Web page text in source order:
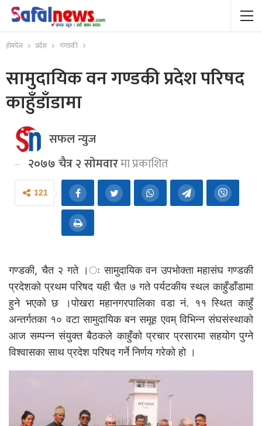
होमपेज प्रदेश गण्डकी
सामुदायिक वन गण्डकी प्रदेश परिषद
काहुँडाँडामा
सफल न्युज
२०७७ चैत्र २ सोमवारमा प्रकाशित
121
गण्डकी, चैत २ गते ।ः सामुदायिक वन उपभोक्ता महासंघ गण्डकी
प्रदेशको प्रथम परिषद यही चैत ७ गते पर्यटकीय स्थल काहुँडाँडामा
हुने भएको छ ।पोखरा महानगरपालिका वडा नं. ११ स्थित काहुँ
अन्तर्गतका १० वटा सामुदायिक बन समूह एवम् विभिन्न संघसंस्थाको
आज सम्पन्न संयुक्त बैठकले काहुँको प्रचार प्रसारमा सहयोग पुग्ने
विश्वासका साथ प्रदेश परिषद गर्ने निर्णय गरेको हो ।